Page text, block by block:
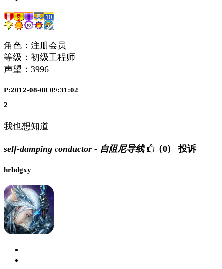
角色：注册会员
等级：初级工程师
声望： 3996
P:2012-08-08 09:31:02
2
我也想知道
self-damping conductor - 自阻尼导线 （0） 投诉
hrbdgxy